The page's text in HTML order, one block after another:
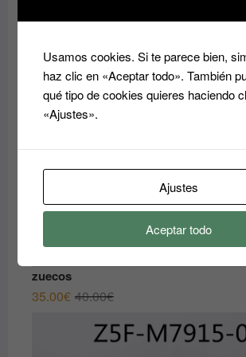
zuecos
40.00€El
original
35.00€
El
actual
Usamos cookies. Si te parece bien,
haz clic en «Aceptar todo». También
qué tipo de cookies quieres haciendo
«Ajustes».
Ajustes
Aceptar todo